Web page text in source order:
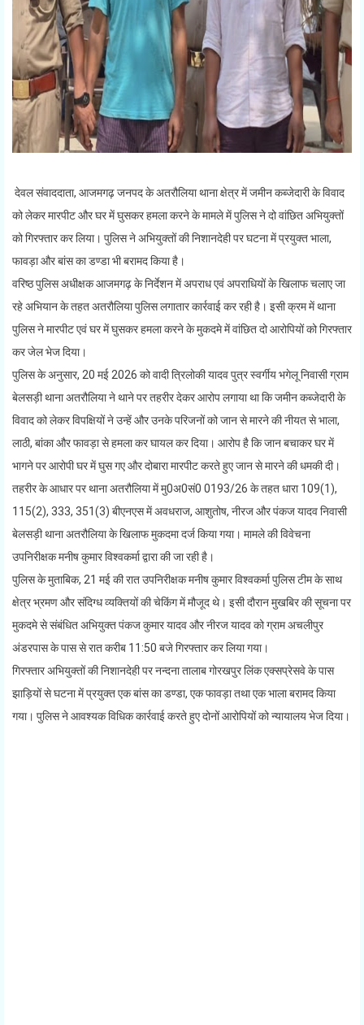
देवल संवाददाता, आजमगढ़ जनपद के अतरौलिया थाना क्षेत्र में जमीन कब्जेदारी के विवाद
को लेकर मारपीट और घर में घुसकर हमला करने के मामले में पुलिस ने दो वांछित अभियुक्तों
को गिरफ्तार कर लिया। पुलिस ने अभियुक्तों की निशानदेही पर घटना में प्रयुक्त भाला,
फावड़ा और बांस का डण्डा भी बरामद किया है।
वरिष्ठ पुलिस अधीक्षक आजमगढ़ के निर्देशन में अपराध एवं अपराधियों के खिलाफ चलाए जा
रहे अभियान के तहत अतरौलिया पुलिस लगातार कार्रवाई कर रही है। इसी क्रम में थाना
पुलिस ने मारपीट एवं घर में घुसकर हमला करने के मुकदमे में वांछित दो आरोपियों को गिरफ्तार
कर जेल भेज दिया।
पुलिस के अनुसार, 20 मई 2026 को वादी त्रिलोकी यादव पुत्र स्वर्गीय भगेलू निवासी ग्राम
बेलसड़ी थाना अतरौलिया ने थाने पर तहरीर देकर आरोप लगाया था कि जमीन कब्जेदारी के
विवाद को लेकर विपक्षियों ने उन्हें और उनके परिजनों को जान से मारने की नीयत से भाला,
लाठी, बांका और फावड़ा से हमला कर घायल कर दिया। आरोप है कि जान बचाकर घर में
भागने पर आरोपी घर में घुस गए और दोबारा मारपीट करते हुए जान से मारने की धमकी दी।
तहरीर के आधार पर थाना अतरौलिया में मु0अ0सं0 0193/26 के तहत धारा 109(1),
115(2), 333, 351(3) बीएनएस में अवधराज, आशुतोष, नीरज और पंकज यादव निवासी
बेलसड़ी थाना अतरौलिया के खिलाफ मुकदमा दर्ज किया गया। मामले की विवेचना
उपनिरीक्षक मनीष कुमार विश्वकर्मा द्वारा की जा रही है।
पुलिस के मुताबिक, 21 मई की रात उपनिरीक्षक मनीष कुमार विश्वकर्मा पुलिस टीम के साथ
क्षेत्र भ्रमण और संदिग्ध व्यक्तियों की चेकिंग में मौजूद थे। इसी दौरान मुखबिर की सूचना पर
मुकदमे से संबंधित अभियुक्त पंकज कुमार यादव और नीरज यादव को ग्राम अचलीपुर
अंडरपास के पास से रात करीब 11:50 बजे गिरफ्तार कर लिया गया।
गिरफ्तार अभियुक्तों की निशानदेही पर नन्दना तालाब गोरखपुर लिंक एक्सप्रेसवे के पास
झाड़ियों से घटना में प्रयुक्त एक बांस का डण्डा, एक फावड़ा तथा एक भाला बरामद किया
गया। पुलिस ने आवश्यक विधिक कार्रवाई करते हुए दोनों आरोपियों को न्यायालय भेज दिया।